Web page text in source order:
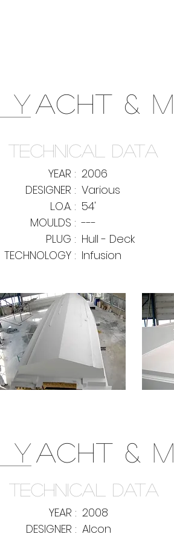
Y ACHT & M
TECHNICAL DATA
YEAR :
DESIGNER :
L.O.A. :
MOULDS :
PLUG :
TECHNOLOGY :
2006
Various
54'
---
Hull - Deck
Infusion
Y ACHT & M
TECHNICAL DATA
YEAR :
DESIGNER :
2008
Alcon